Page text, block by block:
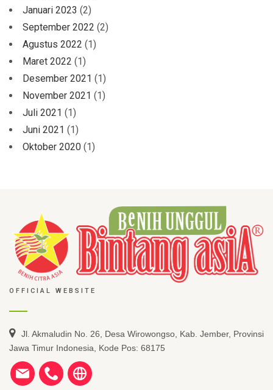
Januari 2023 (2)
September 2022 (2)
Agustus 2022 (1)
Maret 2022 (1)
Desember 2021 (1)
November 2021 (1)
Juli 2021 (1)
Juni 2021 (1)
Oktober 2020 (1)
OFFICIAL WEBSITE
Jl. Akmaludin No. 26, Desa Wirowongso, Kab. Jember, Provinsi
Jawa Timur Indonesia, Kode Pos: 68175